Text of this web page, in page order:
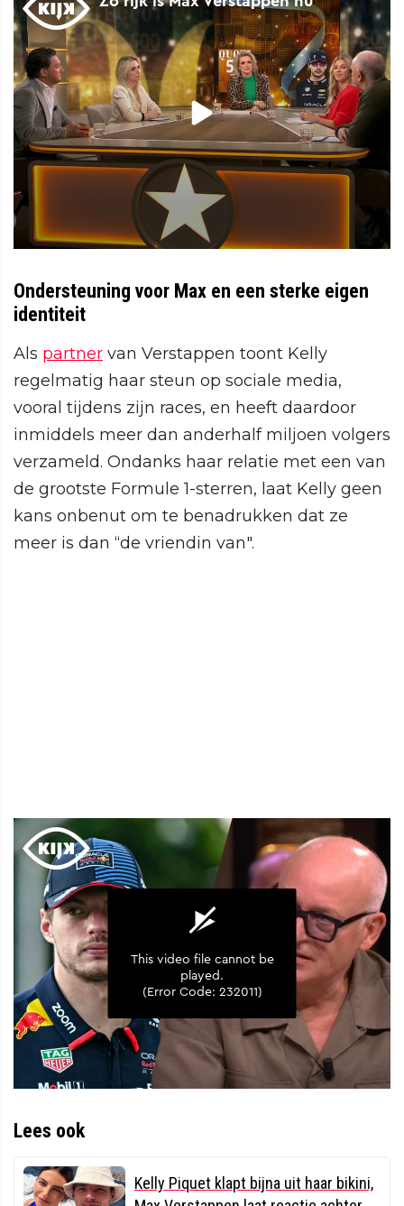
Ondersteuning voor Max en een sterke eigen
identiteit
Als partner van Verstappen toont Kelly
regelmatig haar steun op sociale media,
vooral tijdens zijn races, en heeft daardoor
inmiddels meer dan anderhalf miljoen volgers
verzameld. Ondanks haar relatie met een van
de grootste Formule 1-sterren, laat Kelly geen
kans onbenut om te benadrukken dat ze
meer is dan “de vriendin van".
Lees ook
Kelly Piquet klapt bijna uit haar bikini,